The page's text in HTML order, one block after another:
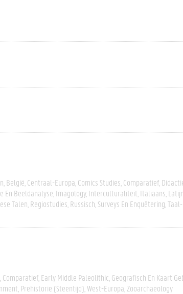
België Centraal-Europa Comics Studies Comparatief
En Beeldanalyse Imagology Interculturaliteit Italiaans Latijn
Talen Regiostudies Russisch Surveys En Enquêtering
Comparatief Early Middle Paleolithic Geografisch En Kaart
Prehistorie (steentijd) West-Europa Zooarchaeology